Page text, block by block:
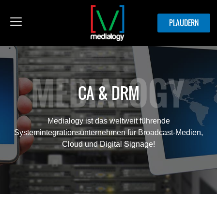
PLAUDERN
CA & DRM
Medialogy ist das weltweit führende
Systemintegrationsunternehmen für Broadcast-Medien,
Cloud und Digital Signage!
MEDIALOGY